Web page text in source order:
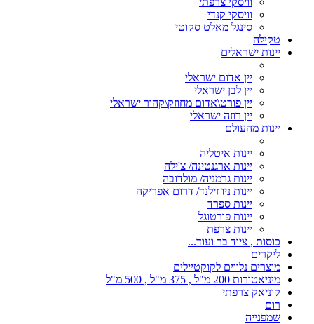
וויסקי קנדי
סינגל מאלט סקוטי
טקילה
יינות ישראלים
יין אדום ישראלי
יין לבן ישראלי
יין פורט\אדום מחוזק\קהור ישראלי
יין רוזה ישראלי
יינות מהעולם
יינות איטליה
יינות ארגנטינה/ צ'ילה
יינות גרמניה/ מולדובה
יינות ניו זילנד/ דרום אפריקה
יינות ספרד
יינות פורטוגל
יינות צרפת
כוסות , ציוד בר ועוד...
ליקרים
מוצרים נלווים לקוקטיילים
מיניאטורות 200 מ"ל , 375 מ"ל , 500 מ"ל
קוניאק צרפתי
רום
שמפנייה